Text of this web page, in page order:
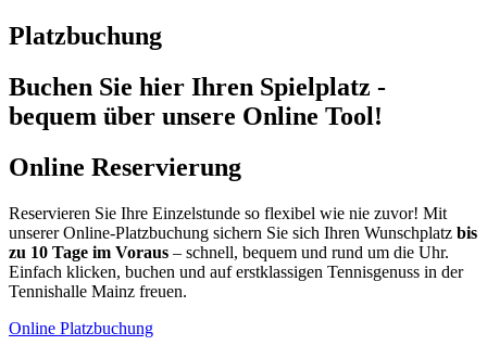
Platzbuchung
Buchen Sie hier Ihren Spielplatz -
bequem über unsere Online Tool!
Online Reservierung
Reservieren Sie Ihre Einzelstunde so flexibel wie nie zuvor! Mit
unserer Online-Platzbuchung sichern Sie sich Ihren Wunschplatz bis
zu 10 Tage im Voraus – schnell, bequem und rund um die Uhr.
Einfach klicken, buchen und auf erstklassigen Tennisgenuss in der
Tennishalle Mainz freuen.
Online Platzbuchung